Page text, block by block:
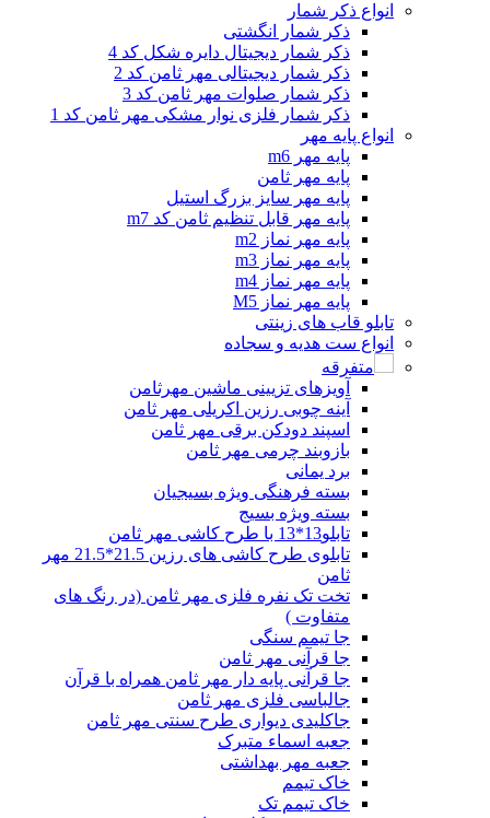
انواع ذکر شمار
ذکر شمار انگشتی
ذکر شمار دیجیتال دایره شکل کد 4
ذکر شمار دیجیتالی مهر ثامن کد 2
ذکر شمار صلوات مهر ثامن کد 3
ذکر شمار فلزی نوار مشکی مهر ثامن کد 1
انواع پایه مهر
پایه مهر m6
پایه مهر ثامن
پایه مهر سایز بزرگ استیل
پایه مهر قابل تنظیم ثامن کد m7
پایه مهر نماز m2
پایه مهر نماز m3
پایه مهر نماز m4
پایه مهر نماز M5
تابلو قاب های زینتی
انواع ست هدیه و سجاده
متفرقه
آویزهای تزیینی ماشین مهرثامن
آینه چوبی رزین اکریلی مهر ثامن
اسپند دودکن برقی مهر ثامن
بازوبند چرمی مهر ثامن
برد یمانی
بسته فرهنگی ویژه بسیجیان
بسته ویژه بسیج
تابلو13*13 با طرح کاشی مهر ثامن
تابلوی طرح کاشی های رزین 21.5*21.5 مهر
ثامن
تخت تک نفره فلزی مهر ثامن (در رنگ های
متفاوت )
جا تیمم سنگی
جا قرآنی مهر ثامن
جا قرآنی پایه دار مهر ثامن همراه با قرآن
جالباسی فلزی مهر ثامن
جاکلیدی دیواری طرح سنتی مهر ثامن
جعبه اسماء متبرک
جعبه مهر بهداشتی
خاک تیمم
خاک تیمم تک